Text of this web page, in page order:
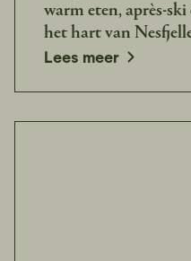
warm eten, après-
het hart van
Lees meer